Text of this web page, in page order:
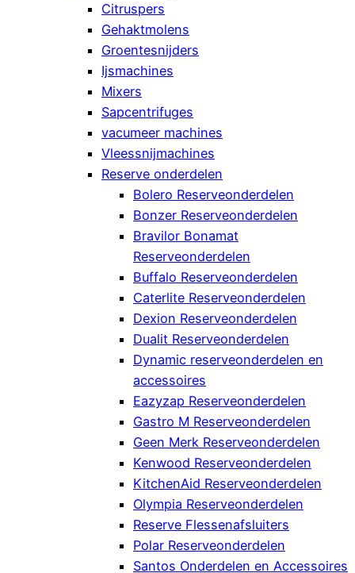
Citruspers
Gehaktmolens
Groentesnijders
Ijsmachines
Mixers
Sapcentrifuges
vacumeer machines
Vleessnijmachines
Reserve onderdelen
Bolero Reserveonderdelen
Bonzer Reserveonderdelen
Bravilor Bonamat
Reserveonderdelen
Buffalo Reserveonderdelen
Caterlite Reserveonderdelen
Dexion Reserveonderdelen
Dualit Reserveonderdelen
Dynamic reserveonderdelen en
accessoires
Eazyzap Reserveonderdelen
Gastro M Reserveonderdelen
Geen Merk Reserveonderdelen
Kenwood Reserveonderdelen
KitchenAid Reserveonderdelen
Olympia Reserveonderdelen
Reserve Flessenafsluiters
Polar Reserveonderdelen
Santos Onderdelen en Accessoires